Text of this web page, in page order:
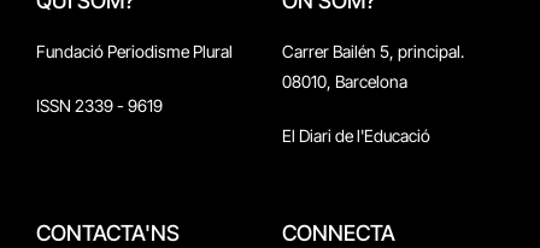
Fundació Periodisme Plural
ISSN 2339 - 9619
Carrer Bailén 5, principal.
08010, Barcelona
El Diari de l'Educació
CONTACTA'NS CONNECTA